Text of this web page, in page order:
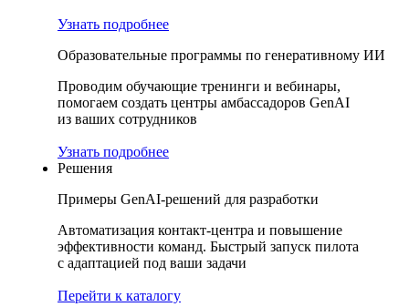
Узнать подробнее
Образовательные программы по генеративному ИИ
Проводим обучающие тренинги и вебинары,
помогаем создать центры амбассадоров GenAI
из ваших сотрудников
Узнать подробнее
Решения
Примеры GenAI-решений для разработки
Автоматизация контакт-центра и повышение
эффективности команд. Быстрый запуск пилота
с адаптацией под ваши задачи
Перейти к каталогу